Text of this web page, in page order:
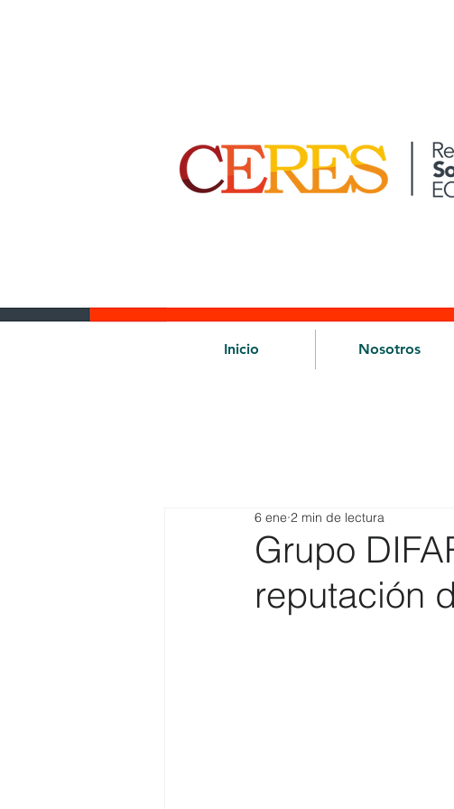
Inicio Nosotros
Grupo
reputación
6 ene 2 min de lectura